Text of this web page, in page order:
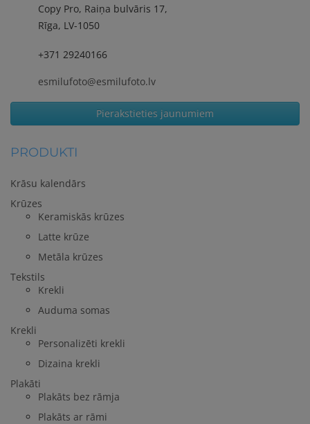
Copy Pro, Raiņa bulvāris 17,
Rīga, LV-1050
+371 29240166
esmilufoto@esmilufoto.lv
Pierakstieties jaunumiem
PRODUKTI
Krāsu kalendārs
Krūzes
Keramiskās krūzes
Latte krūze
Metāla krūzes
Tekstils
Krekli
Auduma somas
Krekli
Personalizēti krekli
Dizaina krekli
Plakāti
Plakāts bez rāmja
Plakāts ar rāmi